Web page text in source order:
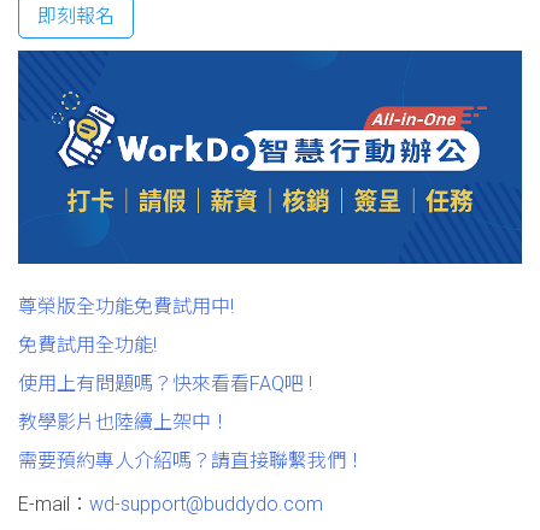
即刻報名
尊榮版全功能免費試用中!
免費試用全功能!
使用上有問題嗎？快來看看FAQ吧 !
教學影片也陸續上架中！
需要預約專人介紹嗎？請直接聯繫我們！
E-mail： wd-support@buddydo.com